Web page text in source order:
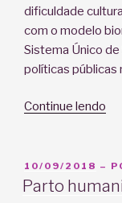
dificuldade
com o modelo
Sistema Único de
políticas públicas
Continue lendo
PUBLICADO
EM
10/09/2018 –
Parto